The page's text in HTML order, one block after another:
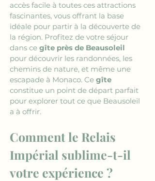
accès facile à toutes ces attractions
fascinantes, vous offrant la base
idéale pour partir à la découverte de
la région. Profitez de votre séjour
dans ce gîte près de Beausoleil
pour découvrir les randonnées, les
chemins de nature, et même une
escapade à Monaco. Ce gîte
constitue un point de départ parfait
pour explorer tout ce que Beausoleil
a à offrir.
Comment le Relais
Impérial sublime-t-il
votre expérience ?